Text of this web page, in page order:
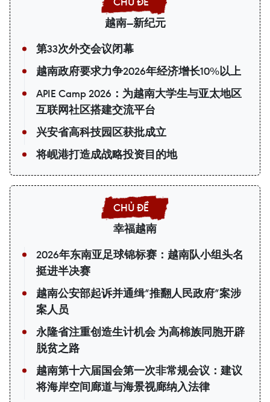
越南—新纪元
第33次外交会议闭幕
越南政府要求力争2026年经济增长10%以上
APIE Camp 2026：为越南大学生与亚太地区
互联网社区搭建交流平台
兴安省高科技园区获批成立
将岘港打造成战略投资目的地
幸福越南
2026年东南亚足球锦标赛：越南队小组头名
挺进半决赛
越南公安部起诉并通缉“推翻人民政府”案涉
案人员
永隆省注重创造生计机会 为高棉族同胞开辟
脱贫之路
越南第十六届国会第一次非常规会议：建议
将海岸空间廊道与海景视廊纳入法律